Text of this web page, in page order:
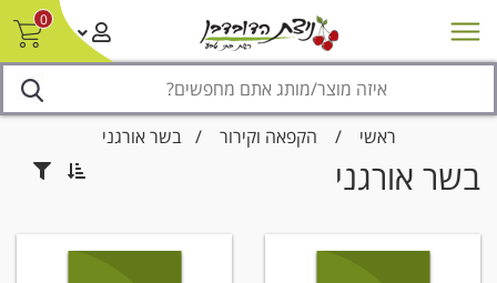
0
מבצעים סניפים צור קשר/ביטול הזמנה
ראשי / הקפאה וקירור /בשר אורגני
בשר אורגני